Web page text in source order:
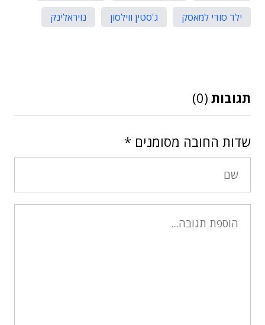
ילד סודי למאסק
ג'סטין ווילסון נויראלינק
תגובות (0)
שדות החובה מסומנים *